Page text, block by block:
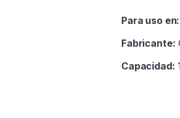
Para uso en:
Fabricante:
Capacidad: